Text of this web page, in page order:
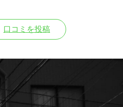
口コミを投稿